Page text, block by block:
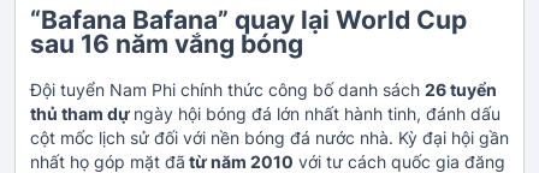
“Bafana Bafana” quay lại World Cup
sau 16 năm vắng bóng
Đội tuyển Nam Phi chính thức công bố danh sách 26 tuyển
thủ tham dự ngày hội bóng đá lớn nhất hành tinh, đánh dấu
cột mốc lịch sử đối với nền bóng đá nước nhà. Kỳ đại hội gần
nhất họ góp mặt đã từ năm 2010 với tư cách quốc gia đăng